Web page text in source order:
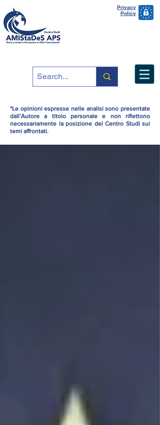
Privacy
Policy
*Le opinioni espresse nelle analisi sono presentate
dall’Autore a titolo personale e non riflettono
necessariamente la posizione del Centro Studi sui
temi affrontati.